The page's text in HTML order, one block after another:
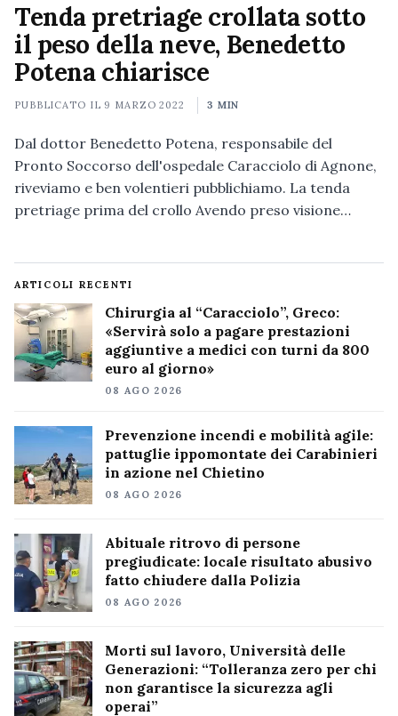
Tenda pretriage crollata sotto
il peso della neve, Benedetto
Potena chiarisce
PUBBLICATO IL 9 MARZO 2022 3 MIN
Dal dottor Benedetto Potena, responsabile del
Pronto Soccorso dell'ospedale Caracciolo di Agnone,
riveviamo e ben volentieri pubblichiamo. La tenda
pretriage prima del crollo Avendo preso visione…
ARTICOLI RECENTI
Chirurgia al “Caracciolo”, Greco:
«Servirà solo a pagare prestazioni
aggiuntive a medici con turni da 800
euro al giorno»
08 AGO 2026
Prevenzione incendi e mobilità agile:
pattuglie ippomontate dei Carabinieri
in azione nel Chietino
08 AGO 2026
Abituale ritrovo di persone
pregiudicate: locale risultato abusivo
fatto chiudere dalla Polizia
08 AGO 2026
Morti sul lavoro, Università delle
Generazioni: “Tolleranza zero per chi
non garantisce la sicurezza agli
operai”